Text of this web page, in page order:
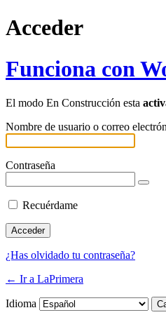
Acceder
Funciona con
El modo En Construcción esta
Nombre de usuario o correo
Contraseña
Recuérdame
¿Has olvidado tu contraseña?
← Ir a LaPrimera
Idioma